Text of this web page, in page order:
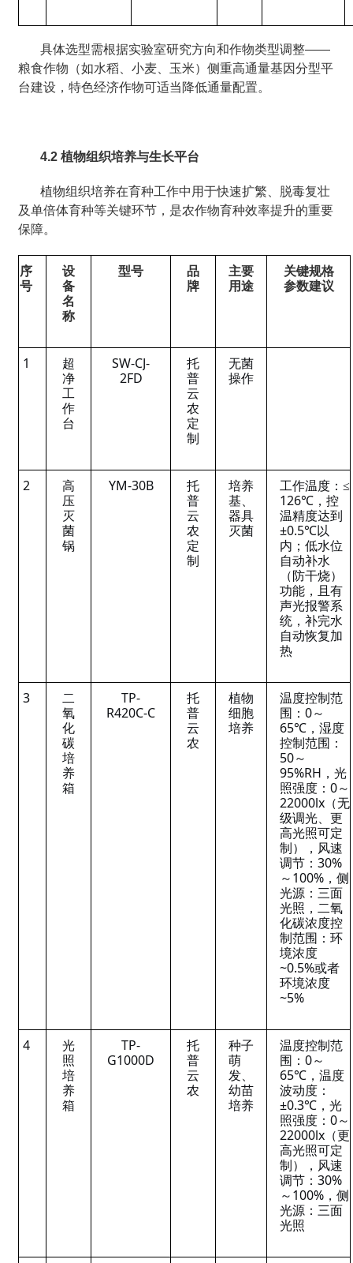
具体选型需根据实验室研究方向和作物类型调整——
粮食作物（如水稻、小麦、玉米）侧重高通量基因分型平
台建设，特色经济作物可适当降低通量配置。
4.2 植物组织培养与生长平台
植物组织培养在育种工作中用于快速扩繁、脱毒复壮
及单倍体育种等关键环节，是农作物育种效率提升的重要
保障。
序
号
设
备
名
称
型号
品
牌
主要
用途
关键规格
参数建议
1
超
净
工
作
台
SW-CJ-
2FD
托
普
云
农
定
制
无菌
操作
2
高
压
灭
菌
锅
YM-30B
托
普
云
农
定
制
培养
基、
器具
灭菌
工作温度：≤
126℃，控
温精度达到
±0.5℃以
内；低水位
自动补水
（防干烧）
功能，且有
声光报警系
统，补完水
自动恢复加
热
3
二
氧
化
碳
培
养
箱
TP-
R420C-C
托
普
云
农
植物
细胞
培养
温度控制范
围：0～
65℃，湿度
控制范围：
50～
95%RH，光
照强度：0～
22000lx（无
级调光、更
高光照可定
制），风速
调节：30%
～100%，侧
光源：三面
光照，二氧
化碳浓度控
制范围：环
境浓度
~0.5%或者
环境浓度
~5%
4
光
照
培
养
箱
TP-
G1000D
托
普
云
农
种子
萌
发、
幼苗
培养
温度控制范
围：0～
65℃，温度
波动度：
±0.3℃，光
照强度：0～
22000lx（更
高光照可定
制），风速
调节：30%
～100%，侧
光源：三面
光照